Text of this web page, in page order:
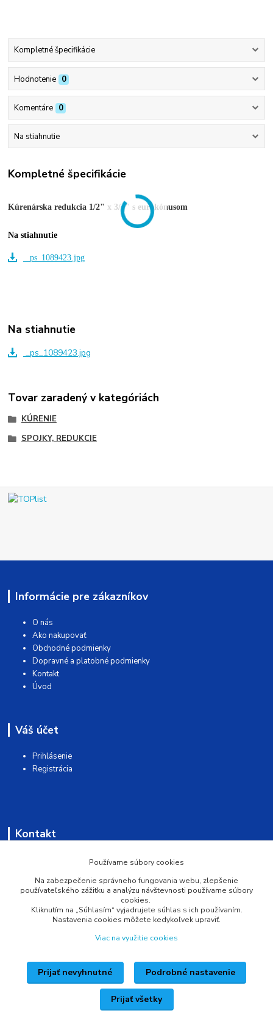
Kompletné špecifikácie
Hodnotenie 0
Komentáre 0
Na stiahnutie
Kompletné špecifikácie
Kúrenárska redukcia 1/2" x 3/4" s eurokónusom
Na stiahnutie
_ps_1089423.jpg
Na stiahnutie
_ps_1089423.jpg
Tovar zaradený v kategóriách
KÚRENIE
SPOJKY, REDUKCIE
Informácie pre zákazníkov
O nás
Ako nakupovať
Obchodné podmienky
Dopravné a platobné podmienky
Kontakt
Úvod
Váš účet
Prihlásenie
Registrácia
Kontakt
0902 527 909
info@pprsystem.sk
Upravit sběr cookies.
Používame súbory cookies
Na zabezpečenie správneho fungovania webu, zlepšenie
používateľského zážitku a analýzu návštevnosti používame súbory
cookies.
Kliknutím na „Súhlasím“ vyjadrujete súhlas s ich používaním.
Nastavenia cookies môžete kedykoľvek upraviť.
Viac na využitie cookies
Prijať nevyhnutné Podrobné nastavenie
Prijať všetky